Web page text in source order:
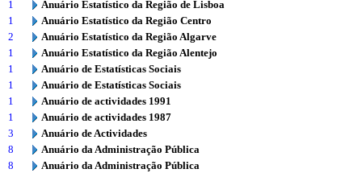
1
Anuário Estatístico da Região de Lisboa
1
Anuário Estatístico da Região Centro
2
Anuário Estatístico da Região Algarve
1
Anuário Estatístico da Região Alentejo
1
Anuário de Estatísticas Sociais
1
Anuário de Estatísticas Sociais
1
Anuário de actividades 1991
1
Anuário de actividades 1987
3
Anuário de Actividades
8
Anuário da Administração Pública
8
Anuário da Administração Pública